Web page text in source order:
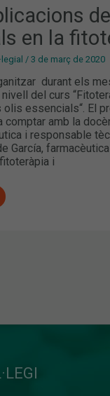
en la
/3 de març de 2020
durant els
del curs
essencials“. El
amb la
i responsable
García,
i